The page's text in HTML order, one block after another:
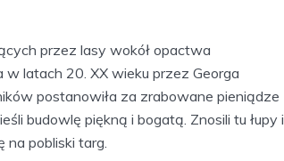
przez lasy wokół opactwa
latach 20. XX wieku przez Georga
postanowiła za zrabowane pieniądze
budowlę piękną i bogatą. Znosili tu łupy i
pobliski targ.